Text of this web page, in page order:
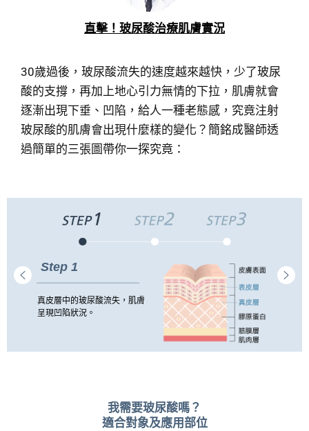
直擊！玻尿酸治療肌膚實況
30歲過後，玻尿酸流失的速度越來越快，少了玻尿
酸的支撐，再加上地心引力無情的下拉，肌膚就會
逐漸出現下垂、凹陷，給人一種老態感，究竟注射
玻尿酸的肌膚會出現什麼樣的變化？簡銘成醫師透
過簡單的三張圖帶你一探究竟：
Step 1
真皮層中的玻尿酸流失，肌膚
呈現凹陷狀況。
我需要玻尿酸嗎？
適合對象及應用部位